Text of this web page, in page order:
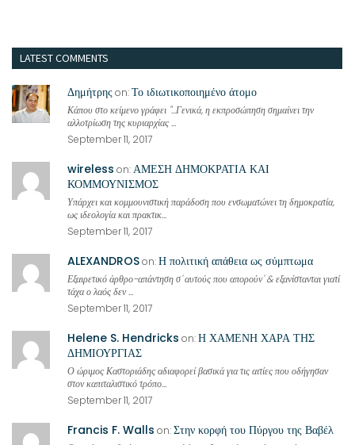
LATEST COMMENTS
Δημήτρηςon:Το ιδιωτικοποιημένο άτομο
Κάπου στο κείμενο γράφει "...Γενικά, η εκπροσώπηση σημαίνει την
αλλοτρίωση της κυριαρχίας ...
September 11, 2017
wireless on:ΑΜΕΣΗ ΔΗΜΟΚΡΑΤΙΑ ΚΑΙ
ΚΟΜΜΟΥΝΙΣΜΟΣ
Υπάρχει και κομμουνιστική παράδοση που ενσωματώνει τη δημοκρατία,
ως ιδεολογία και πρακτικ...
September 11, 2017
ALEXANDROSon:Η πολιτική απάθεια ως σύμπτωμα
Εξαιρετικό άρθρο-απάντηση σ' αυτούς που απορούν' & εξανίστανται γιατί
τάχα ο λαός δεν ...
September 11, 2017
Helene S. Hendricks on:Η ΧΑΜΕΝΗ ΧΑΡΑ ΤΗΣ
ΔΗΜΙΟΥΡΓΙΑΣ
Ο ώριμος Καστοριάδης αδιαφορεί βασικά για τις αιτίες που οδήγησαν
στον καπιταλιστικό τρόπο...
September 11, 2017
Francis F. Walls on:Στην κορφή του Πύργου της Βαβέλ